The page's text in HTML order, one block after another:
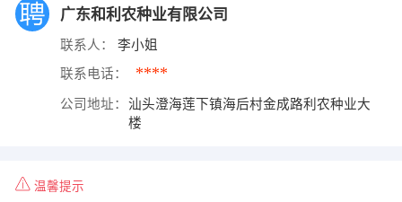
广东和利农种业有限公司
联系人： 李小姐
联系电话： ****
公司地址：
汕头澄海莲下镇海后村金成路利农种业大
楼
温馨提示